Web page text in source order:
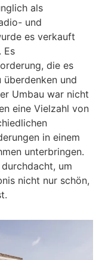
als
und
es verkauft
Es
die es
und
Umbau war nicht
eine Vielzahl von
in einem
unterbringen.
um
nicht nur schön,